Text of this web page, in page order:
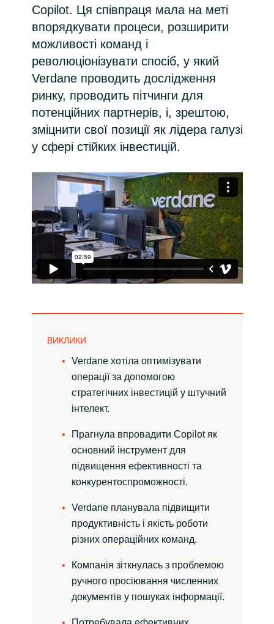
Estonia
Finland
France
Germany
Hungary
India
Indonesia
Kingdom of Saudi Arabia
Malaysia
Netherlands
Oman
Philippines
Poland
Portugal
Зв'яжіться з нами
Команда Crayon
Copilot. Ця співпраця мала на меті
впорядкувати процеси, розширити
можливості команд і
революціонізувати спосіб, у який
Verdane проводить дослідження
ринку, проводить пітчинги для
потенційних партнерів, і, зрештою,
зміцнити свої позиції як лідера галузі
у сфері стійких інвестицій.
ВИКЛИКИ
Verdane хотіла оптимізувати
операції за допомогою
стратегічних інвестицій у штучний
інтелект.
Прагнула впровадити Copilot як
основний інструмент для
підвищення ефективності та
конкурентоспроможності.
Verdane планувала підвищити
продуктивність і якість роботи
різних операційних команд.
Компанія зіткнулась з проблемою
ручного просіювання численних
документів у пошуках інформації.